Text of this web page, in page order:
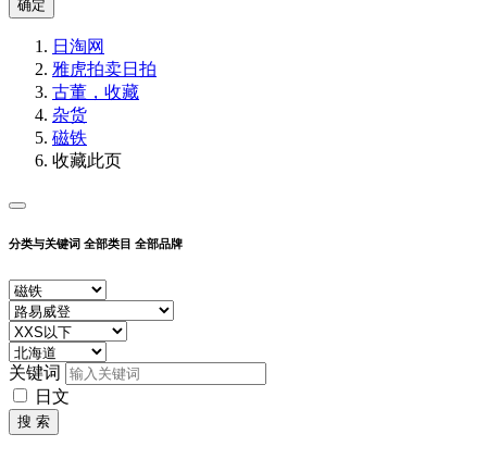
确定
日淘网
雅虎拍卖日拍
古董，收藏
杂货
磁铁
收藏此页
分类与关键词 全部类目 全部品牌
关键词
日文
搜 索